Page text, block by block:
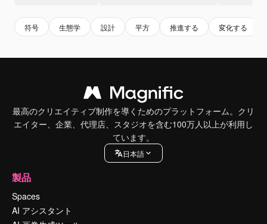
符号 生態学 設計 平方 推進する 変化する
最高のクリエイティブ制作を導くためのプラットフォーム。クリ
エイター、企業、代理店、スタジオを含む100万人以上が利用し
ています。
日本語
製品
Spaces
AI アシスタント